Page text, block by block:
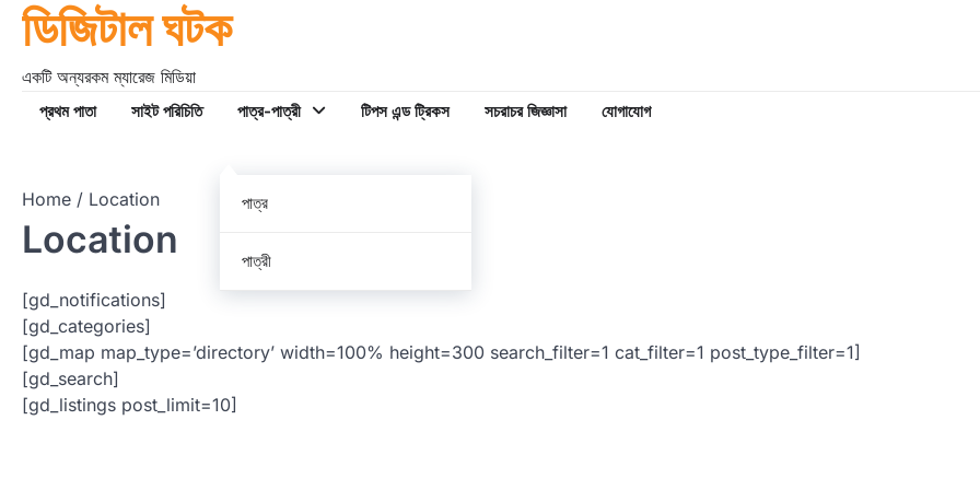
Skip
content
ডিজিটাল ঘটক
একটি অন্যরকম ম্যারেজ মিডিয়া
প্রথম পাতা সাইট পরিচিতি পাত্র-পাত্রী
পাত্র
পাত্রী
টিপস এন্ড ট্রিকস সচরাচর জিজ্ঞাসা যোগাযোগ
Home Location
Location
[gd_notifications]
[gd_categories]
[gd_map map_type=’directory’ width=100% height=300 search_filter=1 cat_filter=1 post_type_filter=1]
[gd_search]
[gd_listings post_limit=10]